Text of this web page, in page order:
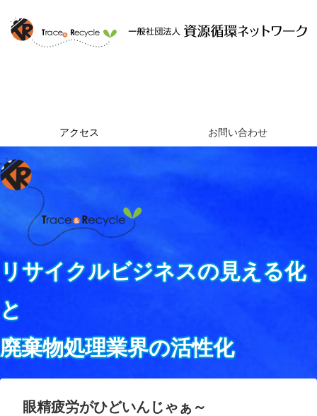
アクセス お問い合わせ
リサイクルビジネスの見える化
と
廃棄物処理業界の活性化
眼精疲労がひどいんじゃぁ～